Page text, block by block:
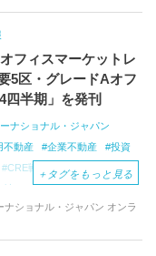
フィスマーケットレ
5区・グレードAオフ
四半期」を発刊
ナショナル・ジャパン
不動産 企業不動産
投資
CRE戦略
CREコンサル
ジェクトマネジメント
＋ タグをもっと見る
ナショナル・ジャパン オンラ